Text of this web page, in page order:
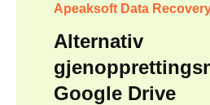
Apeaksoft Data
Alternativ
Google Drive